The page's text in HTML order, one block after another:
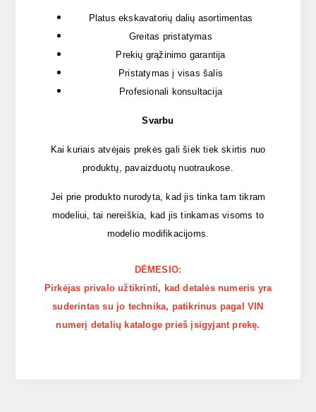
Platus ekskavatorių dalių asortimentas
Greitas pristatymas
Prekių grąžinimo garantija
Pristatymas į visas šalis
Profesionali konsultacija
Svarbu
Kai kuriais atvėjais prekės gali šiek tiek skirtis nuo
produktų, pavaizduotų nuotraukose.
Jei prie produkto nurodyta, kad jis tinka tam tikram
modeliui, tai nereiškia, kad jis tinkamas visoms to
modelio modifikacijoms.
DĖMESIO:
Pirkėjas privalo užtikrinti, kad detalės numeris yra
suderintas su jo technika, patikrinus pagal VIN
numerį detalių kataloge prieš įsigyjant prekę.